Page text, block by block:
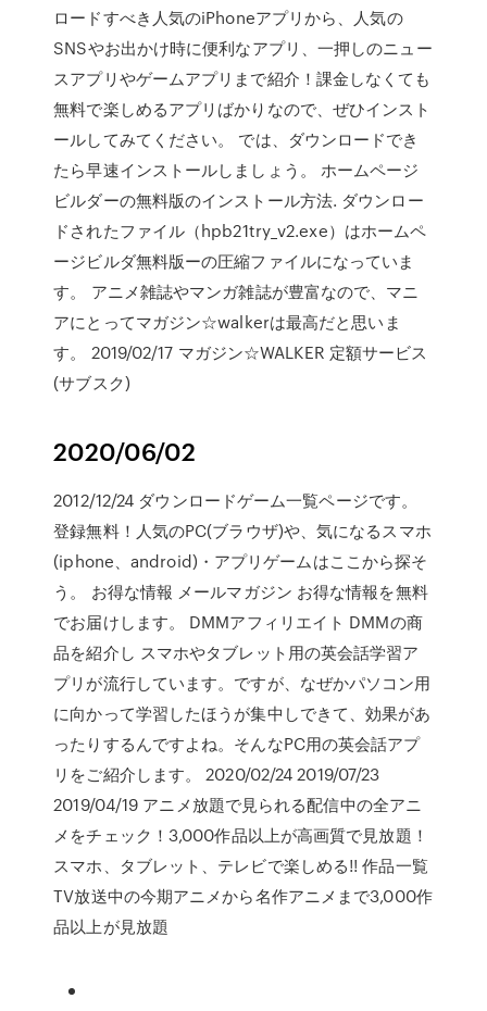
ロードすべき人気のiPhoneアプリから、人気の
SNSやお出かけ時に便利なアプリ、一押しのニュー
スアプリやゲームアプリまで紹介！課金しなくても
無料で楽しめるアプリばかりなので、ぜひインスト
ールしてみてください。 では、ダウンロードでき
たら早速インストールしましょう。 ホームページ
ビルダーの無料版のインストール方法. ダウンロー
ドされたファイル（hpb21try_v2.exe）はホームペ
ージビルダ無料版ーの圧縮ファイルになっていま
す。 アニメ雑誌やマンガ雑誌が豊富なので、マニ
アにとってマガジン☆walkerは最高だと思いま
す。 2019/02/17 マガジン☆WALKER 定額サービス
(サブスク)
2020/06/02
2012/12/24 ダウンロードゲーム一覧ページです。
登録無料！人気のPC(ブラウザ)や、気になるスマホ
(iphone、android)・アプリゲームはここから探そ
う。 お得な情報 メールマガジン お得な情報を無料
でお届けします。 DMMアフィリエイト DMMの商
品を紹介し スマホやタブレット用の英会話学習ア
プリが流行しています。ですが、なぜかパソコン用
に向かって学習したほうが集中しできて、効果があ
ったりするんですよね。そんなPC用の英会話アプ
リをご紹介します。 2020/02/24 2019/07/23
2019/04/19 アニメ放題で見られる配信中の全アニ
メをチェック！3,000作品以上が高画質で見放題！
スマホ、タブレット、テレビで楽しめる!! 作品一覧
TV放送中の今期アニメから名作アニメまで3,000作
品以上が見放題